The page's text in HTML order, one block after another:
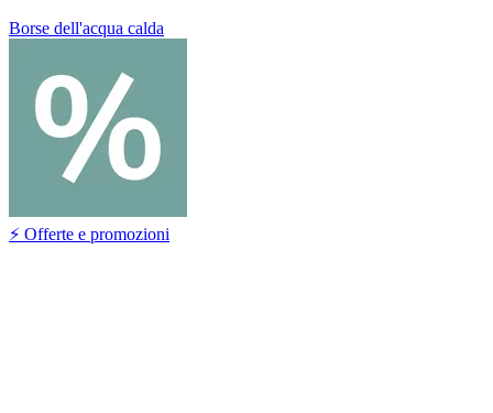
Borse dell'acqua calda
⚡ Offerte e promozioni